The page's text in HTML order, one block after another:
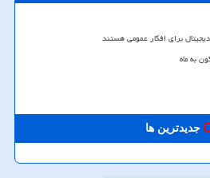
برای افکار عمومی هستند
به ماه
جدیدترین ها